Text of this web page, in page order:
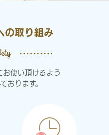
の取り組み
お使い頂けるよう
おります。